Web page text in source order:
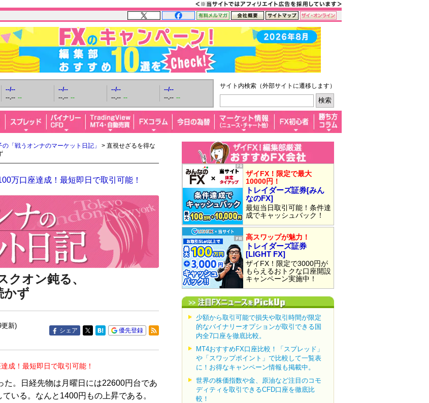
--/--
--.-- --
--/--
--.-- --
--/--
--.-- --
--/--
--.-- --
サイト内検索（外部サイトに遷移します）
の「戦うオンナのマーケット日記」
> 直視せざるを得な
万口座達成！最短即日で取引可能！
クオン鈍る、
かず
更新)
シェア 優先登録
成！最短即日で取引可能！
。日経先物は月曜日には22600円台であ
いる。なんと1400円もの上昇である。
ザイFX！限定で最大
10000円！
トレイダーズ証券[みん
なのFX]
最短当日取引可能！条件達
成でキャッシュバック！
高スワップが魅力！
トレイダーズ証券
[LIGHT FX]
ザイFX！限定で3000円が
もらえるおトクな口座開設
キャンペーン実施中！
少額から取引可能で損失や取引時間が限定
的なバイナリーオプションが取引できる国
内全7口座を徹底比較。
MT4おすすめFX口座比較！「スプレッド」
や「スワップポイント」で比較して一覧表
に！お得なキャンペーン情報も掲載中。
世界の株価指数や金、原油など注目のコモ
ディティを取引できるCFD口座を徹底比
較！